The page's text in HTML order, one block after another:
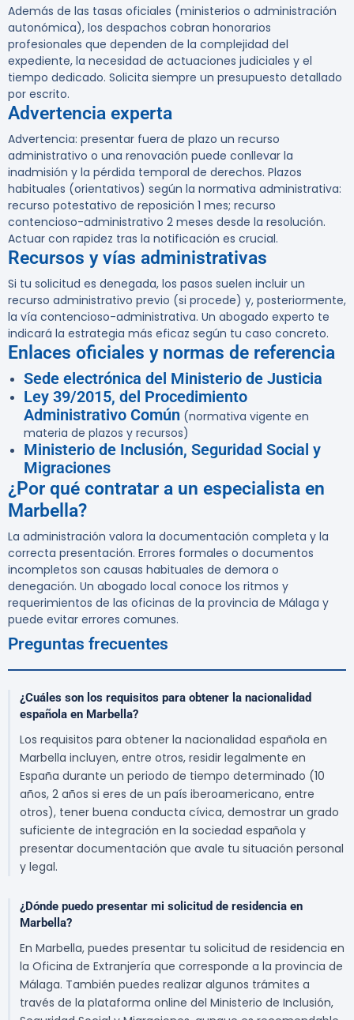
Además de las tasas oficiales (ministerios o administración
autonómica), los despachos cobran honorarios
profesionales que dependen de la complejidad del
expediente, la necesidad de actuaciones judiciales y el
tiempo dedicado. Solicita siempre un presupuesto detallado
por escrito.
Advertencia experta
Advertencia: presentar fuera de plazo un recurso
administrativo o una renovación puede conllevar la
inadmisión y la pérdida temporal de derechos. Plazos
habituales (orientativos) según la normativa administrativa:
recurso potestativo de reposición 1 mes; recurso
contencioso-administrativo 2 meses desde la resolución.
Actuar con rapidez tras la notificación es crucial.
Recursos y vías administrativas
Si tu solicitud es denegada, los pasos suelen incluir un
recurso administrativo previo (si procede) y, posteriormente,
la vía contencioso-administrativa. Un abogado experto te
indicará la estrategia más eficaz según tu caso concreto.
Enlaces oficiales y normas de referencia
Sede electrónica del Ministerio de Justicia
Ley 39/2015, del Procedimiento
Administrativo Común (normativa vigente en
materia de plazos y recursos)
Ministerio de Inclusión, Seguridad Social y
Migraciones
¿Por qué contratar a un especialista en
Marbella?
La administración valora la documentación completa y la
correcta presentación. Errores formales o documentos
incompletos son causas habituales de demora o
denegación. Un abogado local conoce los ritmos y
requerimientos de las oficinas de la provincia de Málaga y
puede evitar errores comunes.
Preguntas frecuentes
¿Cuáles son los requisitos para obtener la nacionalidad
española en Marbella?
Los requisitos para obtener la nacionalidad española en
Marbella incluyen, entre otros, residir legalmente en
España durante un periodo de tiempo determinado (10
años, 2 años si eres de un país iberoamericano, entre
otros), tener buena conducta cívica, demostrar un grado
suficiente de integración en la sociedad española y
presentar documentación que avale tu situación personal
y legal.
¿Dónde puedo presentar mi solicitud de residencia en
Marbella?
En Marbella, puedes presentar tu solicitud de residencia en
la Oficina de Extranjería que corresponde a la provincia de
Málaga. También puedes realizar algunos trámites a
través de la plataforma online del Ministerio de Inclusión,